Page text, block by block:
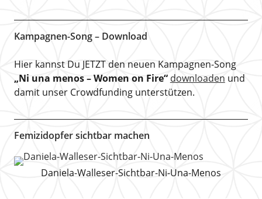
Kampagnen-Song – Download
Hier kannst Du JETZT den neuen Kampagnen-Song
„Ni una menos – Women on Fire“ downloaden und
damit unser Crowdfunding unterstützen.
Femizidopfer sichtbar machen
Daniela-Walleser-Sichtbar-Ni-Una-Menos